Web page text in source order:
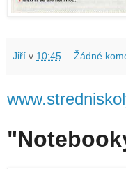
Jiří v 10:45 Žádné